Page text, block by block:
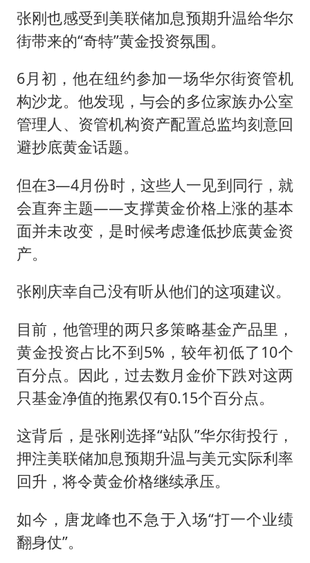
张刚也感受到美联储加息预期升温给华尔
街带来的“奇特”黄金投资氛围。
6月初，他在纽约参加一场华尔街资管机
构沙龙。他发现，与会的多位家族办公室
管理人、资管机构资产配置总监均刻意回
避抄底黄金话题。
但在3—4月份时，这些人一见到同行，就
会直奔主题——支撑黄金价格上涨的基本
面并未改变，是时候考虑逢低抄底黄金资
产。
张刚庆幸自己没有听从他们的这项建议。
目前，他管理的两只多策略基金产品里，
黄金投资占比不到5%，较年初低了10个
百分点。因此，过去数月金价下跌对这两
只基金净值的拖累仅有0.15个百分点。
这背后，是张刚选择“站队”华尔街投行，
押注美联储加息预期升温与美元实际利率
回升，将令黄金价格继续承压。
如今，唐龙峰也不急于入场“打一个业绩
翻身仗”。